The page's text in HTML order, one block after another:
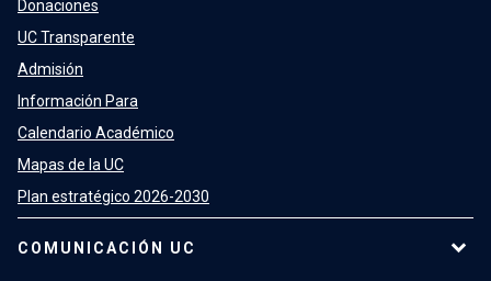
Donaciones
UC Transparente
Admisión
Información Para
Calendario Académico
Mapas de la UC
Plan estratégico 2026-2030
COMUNICACIÓN UC